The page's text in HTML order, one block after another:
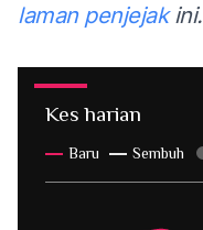
laman penjejakini.